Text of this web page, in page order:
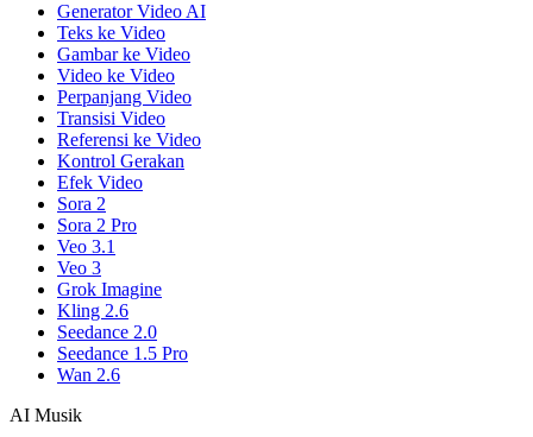
Generator Video AI
Teks ke Video
Gambar ke Video
Video ke Video
Perpanjang Video
Transisi Video
Referensi ke Video
Kontrol Gerakan
Efek Video
Sora 2
Sora 2 Pro
Veo 3.1
Veo 3
Grok Imagine
Kling 2.6
Seedance 2.0
Seedance 1.5 Pro
Wan 2.6
AI Musik